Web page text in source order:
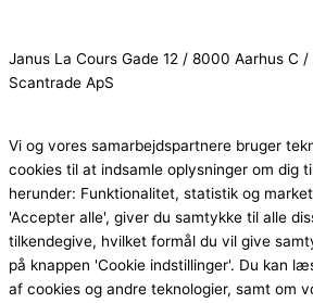
Janus La Cours Gade 12 / 8000 Aarhus C
Scantrade ApS
Vi og vores samarbejdspartnere bruger
cookies til at indsamle oplysninger om dig
herunder: Funktionalitet, statistik og
'Accepter alle', giver du samtykke til alle
tilkendegive, hvilket formål du vil give
på knappen 'Cookie indstillinger'. Du kan
af cookies og andre teknologier, samt om